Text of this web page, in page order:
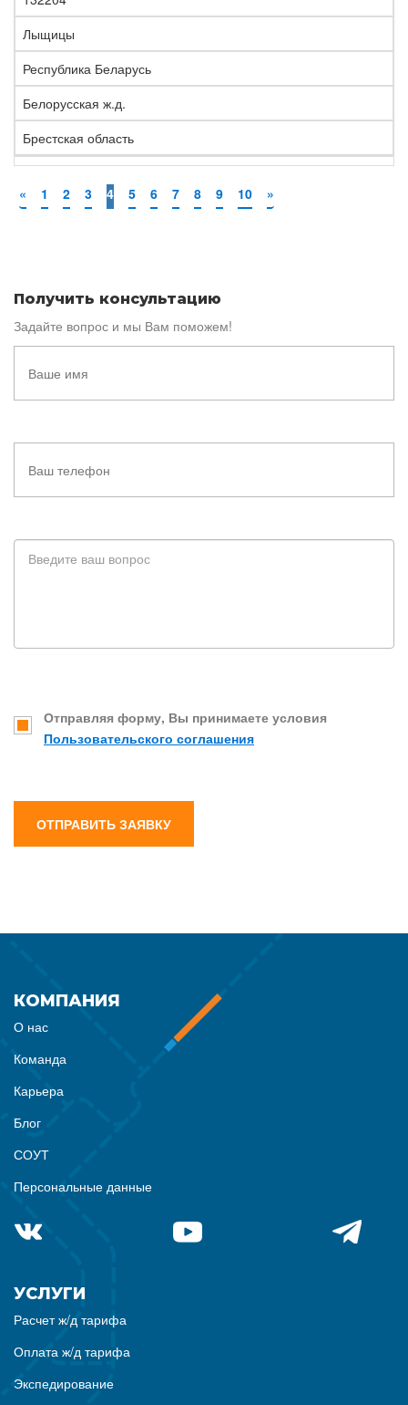
Лыщицы
Республика Беларусь
Белорусская ж.д.
Брестская область
« 1 2 3 4 5 6 7 8 9 10 »
Получить консультацию
Задайте вопрос и мы Вам поможем!
Отправляя форму, Вы принимаете условия
Пользовательского соглашения
ОТПРАВИТЬ ЗАЯВКУ
КОМПАНИЯ
О нас
Команда
Карьера
Блог
СОУТ
Персональные данные
УСЛУГИ
Расчет ж/д тарифа
Оплата ж/д тарифа
Экспедирование